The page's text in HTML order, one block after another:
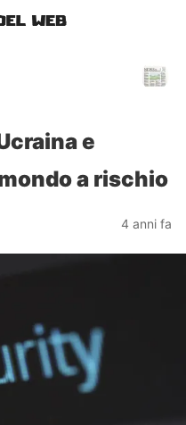
e
a rischio
4 anni fa